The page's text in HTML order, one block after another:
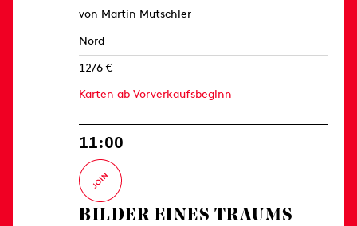
von Martin Mutschler
Nord
12/6 €
Karten ab Vorverkaufsbeginn
11:00
BILDER EINES TRAUMS